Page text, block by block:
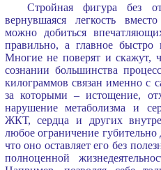
Стройная фигура без
вернувшаяся легкость
можно добиться
правильно, а главное
Многие не поверят и скажут,
сознании большинства
килограммов связан именно с
за которыми – истощение,
нарушение метаболизма и
ЖКТ, сердца и других
любое ограничение
что оно оставляет его без
полноценной